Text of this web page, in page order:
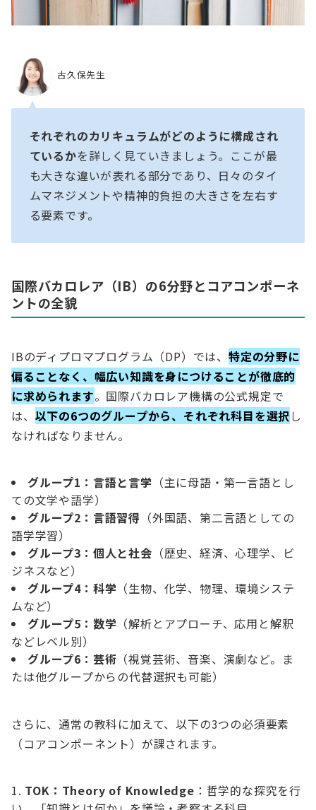
古久保先生
それぞれのカリキュラムがどのように構成され
ているかを詳しく見ていきましょう。ここが最
も大きな違いが表れる部分であり、日々のタイ
ムマネジメントや精神的負担の大きさを左右す
る要素です。
国際バカロレア（IB）の6分野とコアコンポーネ
ントの全貌
IBのディプロマプログラム（DP）では、 特定の分野に
偏ることなく、幅広い知識を身につけることが徹底的
に求められます。国際バカロレア機構の公式規定で
は、 以下の6つのグループから、それぞれ科目を選択し
なければなりません。
グループ1：言語と言学 （主に母語・第一言語とし
ての文学や語学）
グループ2：言語習得 （外国語、第二言語としての
語学学習）
グループ3：個人と社会 （歴史、経済、心理学、ビ
ジネスなど）
グループ4：科学 （生物、化学、物理、環境システ
ムなど）
グループ5：数学 （解析とアプローチ、応用と解釈
などレベル別）
グループ6：芸術 （視覚芸術、音楽、演劇など。ま
たは他グループからの代替選択も可能）
さらに、通常の教科に加えて、以下の3つの必須要素
（コアコンポーネント）が課されます。
TOK：Theory of Knowledge ：哲学的な探究を行